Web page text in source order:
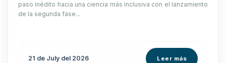
paso inédito hacia una ciencia más inclusiva con el lanzamiento
de la segunda fase...
21 de July del 2026 Leer más